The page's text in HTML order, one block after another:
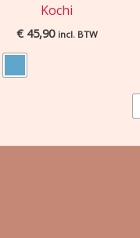
Kochi
€45,90 incl. BTW